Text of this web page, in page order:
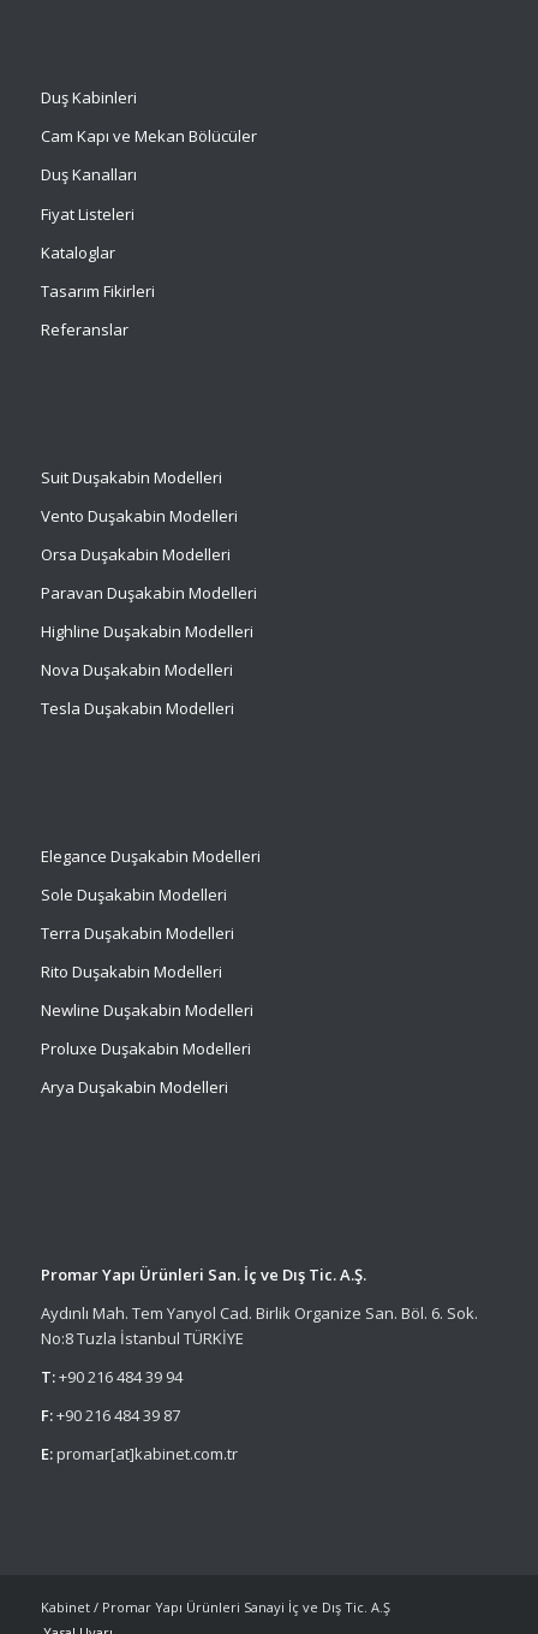
Duş Kabinleri
Cam Kapı ve Mekan Bölücüler
Duş Kanalları
Fiyat Listeleri
Kataloglar
Tasarım Fikirleri
Referanslar
SuitDuşakabin Modelleri
Vento Duşakabin Modelleri
Orsa Duşakabin Modelleri
Paravan Duşakabin Modelleri
Highline Duşakabin Modelleri
Nova Duşakabin Modelleri
Tesla Duşakabin Modelleri
Elegance Duşakabin Modelleri
Sole Duşakabin Modelleri
Terra Duşakabin Modelleri
Rito Duşakabin Modelleri
Newline Duşakabin Modelleri
Proluxe Duşakabin Modelleri
Arya Duşakabin Modelleri
Promar Yapı Ürünleri San. İç ve Dış Tic. A.Ş.
Aydınlı Mah. Tem Yanyol Cad. Birlik Organize San. Böl. 6. Sok.
No:8 Tuzla İstanbul TÜRKİYE
T:+90 216 484 39 94
F:+90 216 484 39 87
E:promar[at]kabinet.com.tr
Kabinet / Promar Yapı Ürünleri Sanayi İç ve Dış Tic. A.Ş